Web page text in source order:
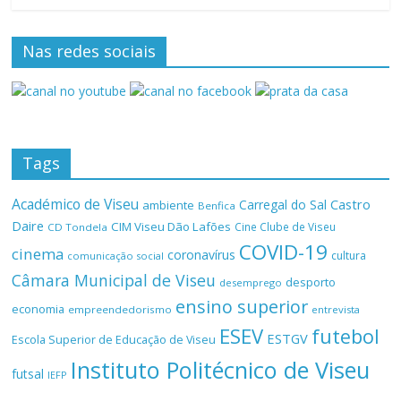
Nas redes sociais
Tags
Académico de Viseu ambiente Benfica Carregal do Sal Castro
Daire CD Tondela CIM Viseu Dão Lafões Cine Clube de Viseu
cinema comunicação social coronavírus COVID-19 cultura
Câmara Municipal de Viseu desemprego desporto
economia empreendedorismo ensino superior entrevista
Escola Superior de Educação de Viseu ESEV ESTGV futebol
futsal IEFP Instituto Politécnico de Viseu